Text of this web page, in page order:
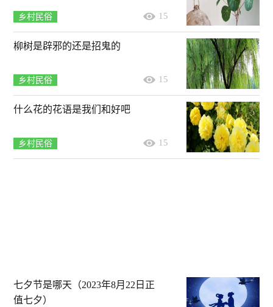
乡村民俗 15
柳树是辟邪的还是招鬼的
乡村民俗 15
什么花的花语是我们和好吧
乡村民俗 15
七夕节是哪天（2023年8月22日正
值七夕）